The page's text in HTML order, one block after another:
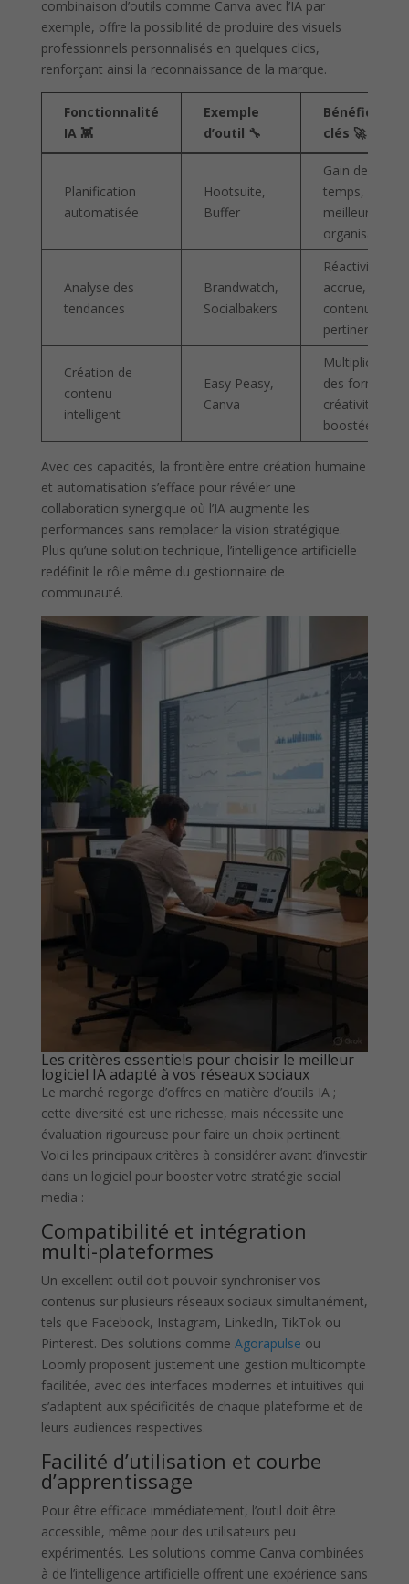
combinaison d’outils comme Canva avec l’IA par
exemple, offre la possibilité de produire des visuels
professionnels personnalisés en quelques clics,
renforçant ainsi la reconnaissance de la marque.
Fonctionnalité
IA 👾
Exemple
d’outil 🔧
Bénéfices
clés 🚀
Planification
automatisée
Hootsuite,
Buffer
Gain de
temps,
meilleure
organisation
Analyse des
tendances
Brandwatch,
Socialbakers
Réactivité
accrue,
contenu
pertinent
Création de
contenu
intelligent
Easy Peasy,
Canva
Multiplication
des formats,
créativité
boostée
Avec ces capacités, la frontière entre création humaine
et automatisation s’efface pour révéler une
collaboration synergique où l’IA augmente les
performances sans remplacer la vision stratégique.
Plus qu’une solution technique, l’intelligence artificielle
redéfinit le rôle même du gestionnaire de
communauté.
Les critères essentiels pour choisir le meilleur
logiciel IA adapté à vos réseaux sociaux
Le marché regorge d’offres en matière d’outils IA ;
cette diversité est une richesse, mais nécessite une
évaluation rigoureuse pour faire un choix pertinent.
Voici les principaux critères à considérer avant d’investir
dans un logiciel pour booster votre stratégie social
media :
Compatibilité et intégration
multi-plateformes
Un excellent outil doit pouvoir synchroniser vos
contenus sur plusieurs réseaux sociaux simultanément,
tels que Facebook, Instagram, LinkedIn, TikTok ou
Pinterest. Des solutions comme Agorapulse ou
Loomly proposent justement une gestion multicompte
facilitée, avec des interfaces modernes et intuitives qui
s’adaptent aux spécificités de chaque plateforme et de
leurs audiences respectives.
Facilité d’utilisation et courbe
d’apprentissage
Pour être efficace immédiatement, l’outil doit être
accessible, même pour des utilisateurs peu
expérimentés. Les solutions comme Canva combinées
à de l’intelligence artificielle offrent une expérience sans